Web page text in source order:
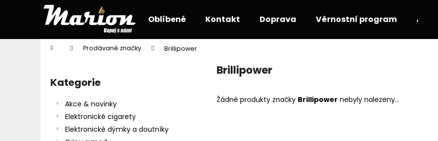
Oblíbené Kontakt Doprava Věrnostní program
Domů Prodávané značky Brillipower
Přeskočit
kategorie
Kategorie
Akce & novinky
Elektronické cigarety
Elektronické dýmky a doutníky
Brillipower
Žádné produkty značky Brillipower nebyly nalezeny...
í
Zpět
do
Zpět
do